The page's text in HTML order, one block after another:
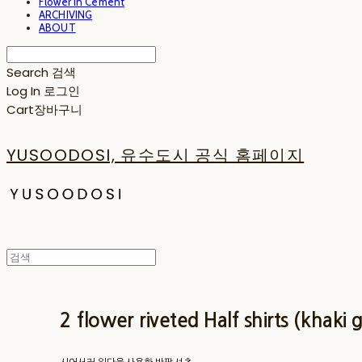
ARCHIVING
ABOUT
Search 검색
Log In 로그인
Cart장바구니
YUSOODOSI, 유수도시 공식 홈페이지
2 flower riveted Half shirts (khaki